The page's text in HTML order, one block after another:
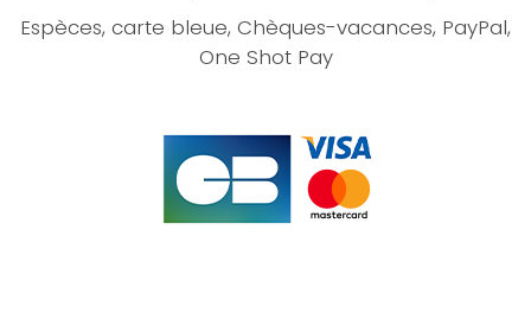
Espèces, carte bleue, Chèques-vacances, PayPal,
One Shot Pay